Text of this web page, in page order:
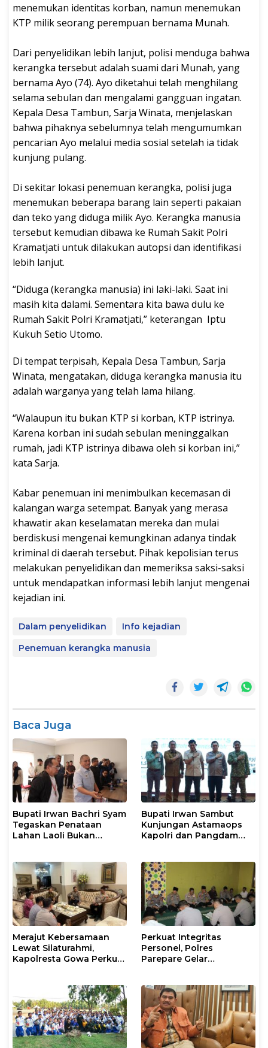
menemukan identitas korban, namun menemukan
KTP milik seorang perempuan bernama Munah.
Dari penyelidikan lebih lanjut, polisi menduga bahwa
kerangka tersebut adalah suami dari Munah, yang
bernama Ayo (74). Ayo diketahui telah menghilang
selama sebulan dan mengalami gangguan ingatan.
Kepala Desa Tambun, Sarja Winata, menjelaskan
bahwa pihaknya sebelumnya telah mengumumkan
pencarian Ayo melalui media sosial setelah ia tidak
kunjung pulang.
Di sekitar lokasi penemuan kerangka, polisi juga
menemukan beberapa barang lain seperti pakaian
dan teko yang diduga milik Ayo. Kerangka manusia
tersebut kemudian dibawa ke Rumah Sakit Polri
Kramatjati untuk dilakukan autopsi dan identifikasi
lebih lanjut.
“Diduga (kerangka manusia) ini laki-laki. Saat ini
masih kita dalami. Sementara kita bawa dulu ke
Rumah Sakit Polri Kramatjati,” keterangan Iptu
Kukuh Setio Utomo.
Di tempat terpisah, Kepala Desa Tambun, Sarja
Winata, mengatakan, diduga kerangka manusia itu
adalah warganya yang telah lama hilang.
“Walaupun itu bukan KTP si korban, KTP istrinya.
Karena korban ini sudah sebulan meninggalkan
rumah, jadi KTP istrinya dibawa oleh si korban ini,”
kata Sarja.
Kabar penemuan ini menimbulkan kecemasan di
kalangan warga setempat. Banyak yang merasa
khawatir akan keselamatan mereka dan mulai
berdiskusi mengenai kemungkinan adanya tindak
kriminal di daerah tersebut. Pihak kepolisian terus
melakukan penyelidikan dan memeriksa saksi-saksi
untuk mendapatkan informasi lebih lanjut mengenai
kejadian ini.
Dalam penyelidikan
Info kejadian
Penemuan kerangka manusia
Baca Juga
Bupati Irwan Bachri Syam
Tegaskan Penataan
Lahan Laoli Bukan
Bupati Irwan Sambut
Kunjungan Astamaops
Kapolri dan Pangdam
Merajut Kebersamaan
Lewat Silaturahmi,
Kapolresta Gowa Perkuat
Perkuat Integritas
Personel, Polres
Parepare Gelar